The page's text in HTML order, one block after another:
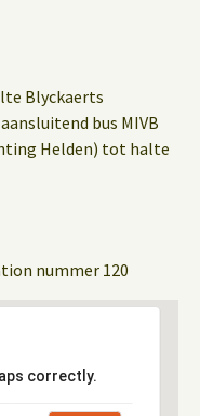
Blyckaerts
bus MIVB
Helden) tot halte
nummer 120
correctly.